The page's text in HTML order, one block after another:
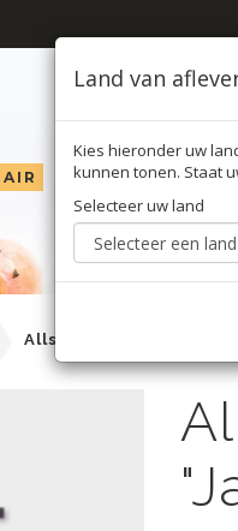
TRUFFEL
Allspice/kruidnagel
Land van
Kies hieronder uw
kunnen tonen. Staat
Selecteer uw land